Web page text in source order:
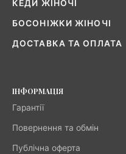
КЕДИ ЖІНОЧІ
БОСОНІЖКИ ЖІНОЧІ
ДОСТАВКА ТА ОПЛАТА
ІНФОРМАЦІЯ
Гарантії
Повернення та обмін
Публічна оферта